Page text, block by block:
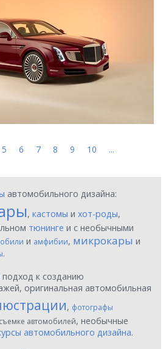
5 6 7 8 9 10 ...
автомобильного дизайна:
, кастомы и хот-роды,
тюнинге и с необычными
и амфибии, микрокары и
.
подход к созданию
оригинальная автомобильная
, фотографы
автомобилей, необычные
автомобильного дизайна.